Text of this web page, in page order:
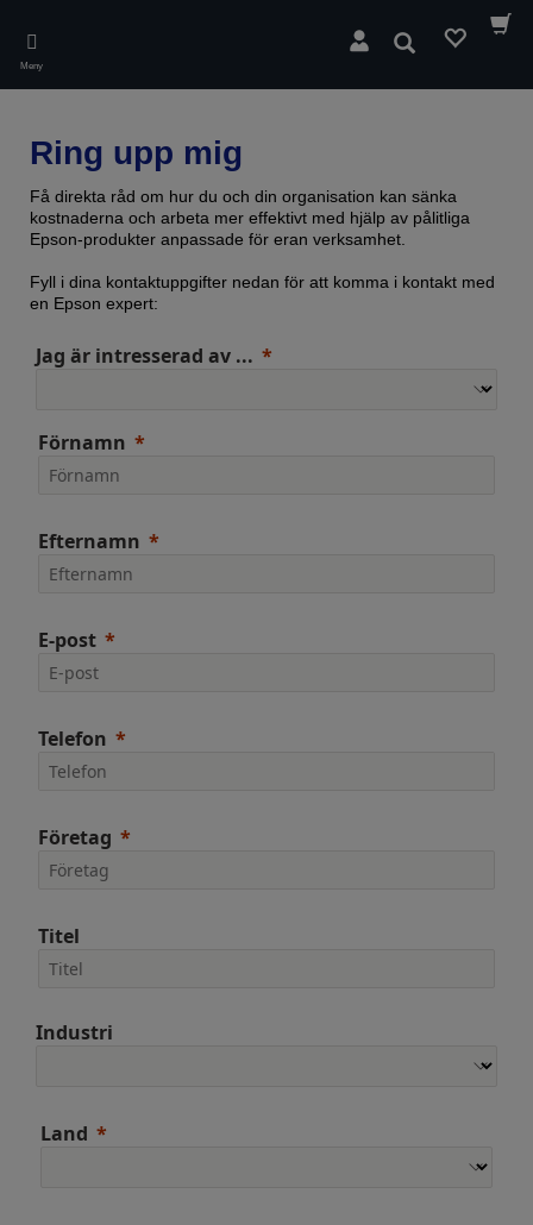
main
content
Meny
Sök
Ring upp mig
Få direkta råd om hur du och din organisation kan sänka
kostnaderna och arbeta mer effektivt med hjälp av pålitliga
Epson-produkter anpassade för eran verksamhet.
Fyll i dina kontaktuppgifter nedan för att komma i kontakt med
en Epson expert:
Jag är intresserad av ...
Förnamn
Efternamn
E-post
Telefon
Företag
Titel
Industri
Land